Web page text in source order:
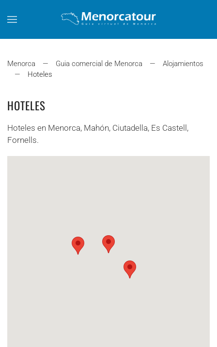
Skip to main content
Menorca Guia comercial de Menorca
Alojamientos
Hoteles
HOTELES
Hoteles en Menorca, Mahón, Ciutadella, Es Castell,
Fornells.